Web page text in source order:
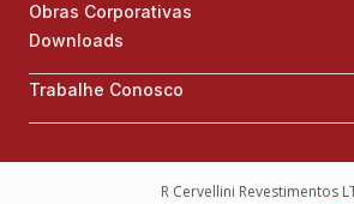
Obras Corporativas
Downloads
Trabalhe Conosco
R Cervellini Revestimentos